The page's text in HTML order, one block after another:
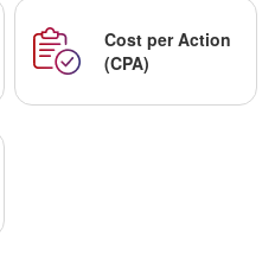
Cost per Action
(CPA)